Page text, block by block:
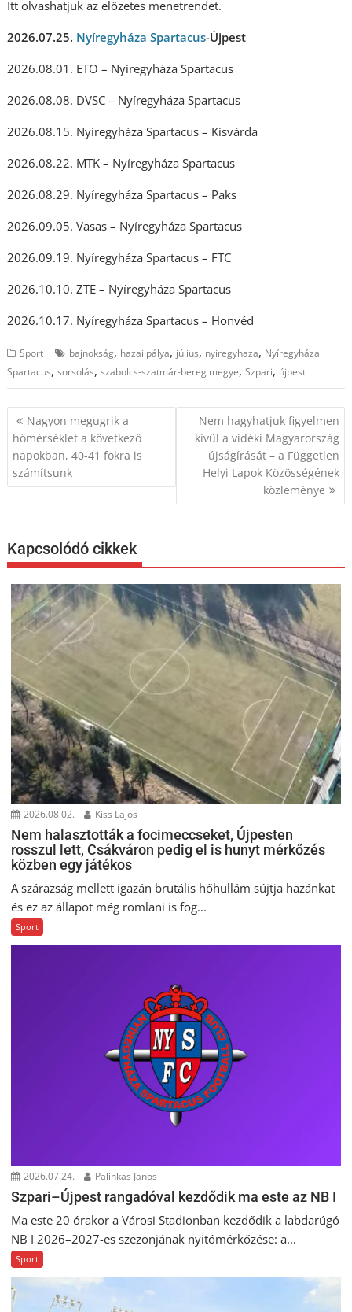
Itt olvashatjuk az előzetes menetrendet.
2026.07.25. Nyíregyháza Spartacus-Újpest
2026.08.01. ETO – Nyíregyháza Spartacus
2026.08.08. DVSC – Nyíregyháza Spartacus
2026.08.15. Nyíregyháza Spartacus – Kisvárda
2026.08.22. MTK – Nyíregyháza Spartacus
2026.08.29. Nyíregyháza Spartacus – Paks
2026.09.05. Vasas – Nyíregyháza Spartacus
2026.09.19. Nyíregyháza Spartacus – FTC
2026.10.10. ZTE – Nyíregyháza Spartacus
2026.10.17. Nyíregyháza Spartacus – Honvéd
Sport bajnokság, hazai pálya, július, nyiregyhaza, Nyíregyháza
Spartacus,sorsolás,szabolcs-szatmár-bereg megye,Szpari, újpest
Bejegyzés
navigáció
Nagyon megugrik a
hőmérséklet a következő
napokban, 40-41 fokra is
számítsunk
Nem hagyhatjuk figyelmen
kívül a vidéki Magyarország
újságírását – a Független
Helyi Lapok Közösségének
közleménye
Kapcsolódó cikkek
2026.08.02. Kiss Lajos
Nem halasztották a focimeccseket, Újpesten
rosszul lett, Csákváron pedig el is hunyt mérkőzés
közben egy játékos
A szárazság mellett igazán brutális hőhullám sújtja hazánkat
és ez az állapot még romlani is fog...
Sport
2026.07.24. Palinkas Janos
Szpari–Újpest rangadóval kezdődik ma este az NB I
Ma este 20 órakor a Városi Stadionban kezdődik a labdarúgó
NB I 2026–2027-es szezonjának nyitómérkőzése: a...
Sport